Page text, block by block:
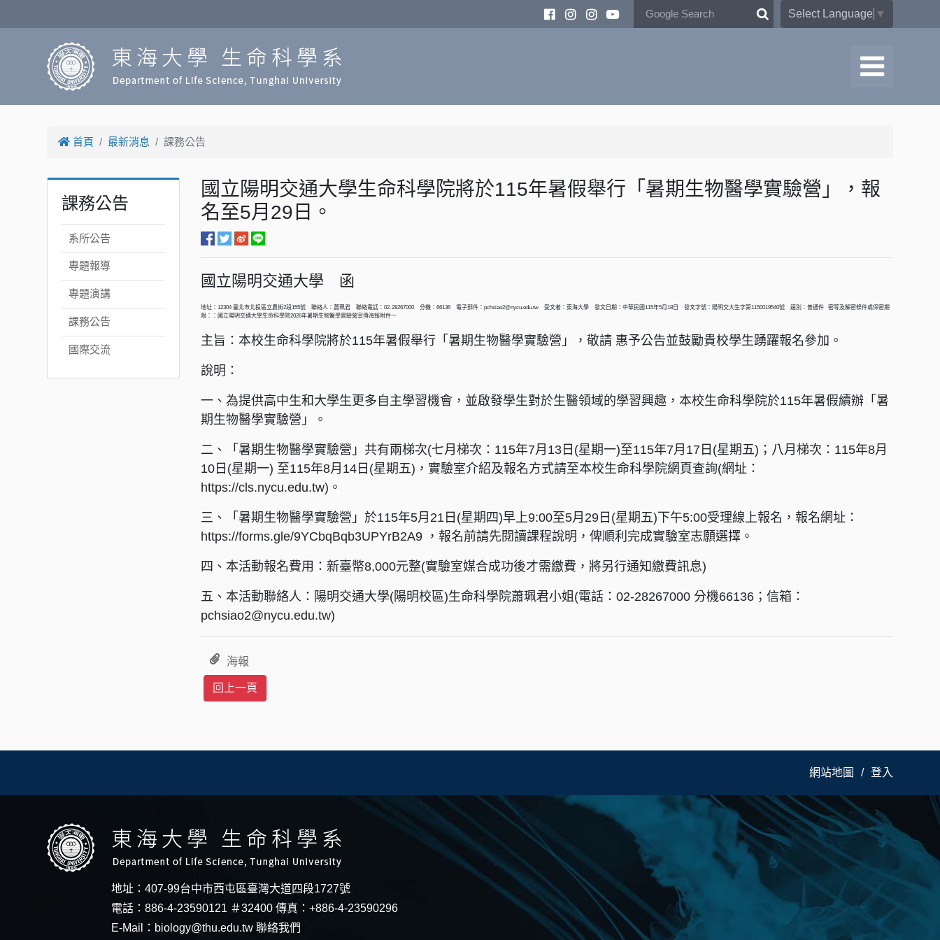
Select Language ▼
首頁 最新消息 課務公告
課務公告
系所公告
專題報導
專題演講
課務公告
國際交流
國立陽明交通大學生命科學院將於115年暑假舉行「暑期生物醫學實驗營」，報
名至5月29日。
國立陽明交通大學 函
地址：12304 臺北市北投區立農街2段155號 聯絡人：蕭珮君 聯絡電話：02-28267000 分機：66136 電子郵件：pchsiao2@nycu.edu.tw 受文者：東海大學 發文日期：中華民國115年5月18日 發文字號：陽明交大生字第1150019540號 速別：普通件 密等及解密條件或保密期
限：：國立陽明交通大學生命科學院2026年暑期生物醫學實驗營宣傳海報附件一
主旨：本校生命科學院將於115年暑假舉行「暑期生物醫學實驗營」，敬請 惠予公告並鼓勵貴校學生踴躍報名參加。
說明：
一、為提供高中生和大學生更多自主學習機會，並啟發學生對於生醫領域的學習興趣，本校生命科學院於115年暑假續辦「暑
期生物醫學實驗營」。
二、「暑期生物醫學實驗營」共有兩梯次(七月梯次：115年7月13日(星期一)至115年7月17日(星期五)；八月梯次：115年8月
10日(星期一) 至115年8月14日(星期五)，實驗室介紹及報名方式請至本校生命科學院網頁查詢(網址：
https://cls.nycu.edu.tw)。
三、「暑期生物醫學實驗營」於115年5月21日(星期四)早上9:00至5月29日(星期五)下午5:00受理線上報名，報名網址：
https://forms.gle/9YCbqBqb3UPYrB2A9 ，報名前請先閱讀課程說明，俾順利完成實驗室志願選擇。
四、本活動報名費用：新臺幣8,000元整(實驗室媒合成功後才需繳費，將另行通知繳費訊息)
五、本活動聯絡人：陽明交通大學(陽明校區)生命科學院蕭珮君小姐(電話：02-28267000 分機66136；信箱：
pchsiao2@nycu.edu.tw)
海報
網站地圖 登入
地址：407-99台中市西屯區臺灣大道四段1727號
電話：886-4-23590121 ＃32400 傳真：+886-4-23590296
E-Mail： biology@thu.edu.tw 聯絡我們